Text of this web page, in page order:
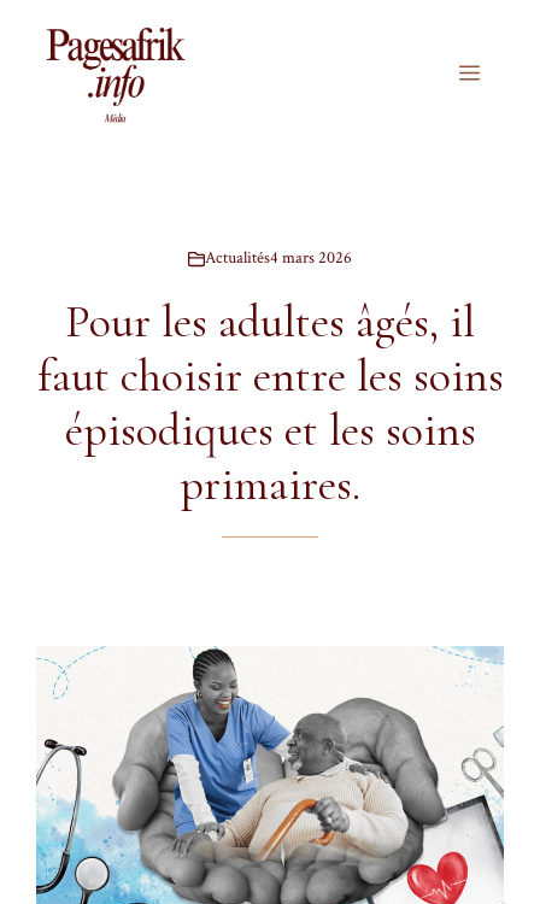
Menu
Actualités4 mars 2026
Pour les adultes âgés, il
faut choisir entre les soins
épisodiques et les soins
primaires.